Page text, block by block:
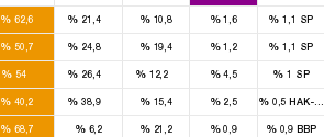
%62,6 % 21,4 %10,8 %1,6 % 1,1 SP
%50,7 % 24,8 %19,4 %1,2 % 1,1 SP
% 54 % 26,4 %12,2 %4,5 %1 SP
%40,2 % 38,9 %15,4 %2,5 %0,5HAK-PAR
%68,7 %6,2 %21,2 %0,9 %0,9BBP